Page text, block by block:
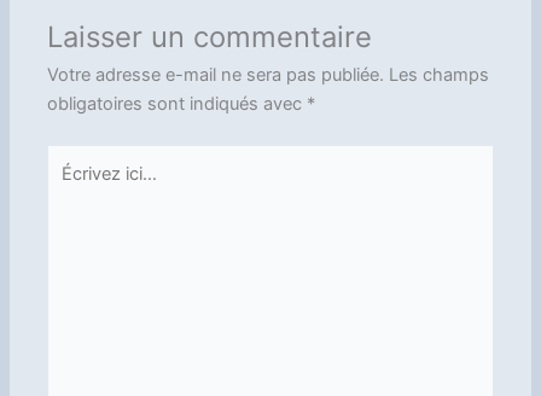
Laisser un commentaire
Votre adresse e-mail ne sera pas publiée. Les champs
obligatoires sont indiqués avec *
Écrivez
ici…